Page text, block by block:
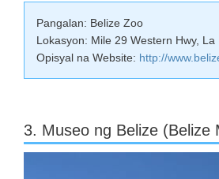
Pangalan: Belize Zoo
Lokasyon: Mile 29 Western Hwy,
Opisyal na Website: http://
3. Museo ng Belize (Belize